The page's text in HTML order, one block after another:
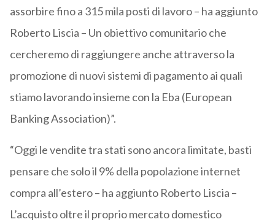
assorbire fino a 315 mila posti di lavoro – ha aggiunto
Roberto Liscia – Un obiettivo comunitario che
cercheremo di raggiungere anche attraverso la
promozione di nuovi sistemi di pagamento ai quali
stiamo lavorando insieme con la Eba (European
Banking Association)”.
“Oggi le vendite tra stati sono ancora limitate, basti
pensare che solo il 9% della popolazione internet
compra all’estero – ha aggiunto Roberto Liscia –
L’acquisto oltre il proprio mercato domestico